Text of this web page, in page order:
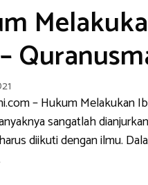
– Hukum Melakukan
sangatlah
diikuti dengan ilmu.